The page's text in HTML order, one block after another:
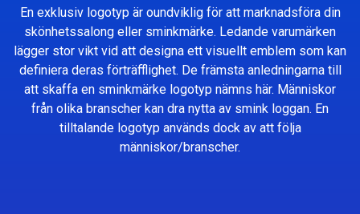
En exklusiv logotyp är oundviklig för att marknadsföra din
skönhetssalong eller sminkmärke. Ledande varumärken
lägger stor vikt vid att designa ett visuellt emblem som kan
definiera deras förträfflighet. De främsta anledningarna till
att skaffa en sminkmärke logotyp nämns här. Människor
från olika branscher kan dra nytta av smink loggan. En
tilltalande logotyp används dock av att följa
människor/branscher.